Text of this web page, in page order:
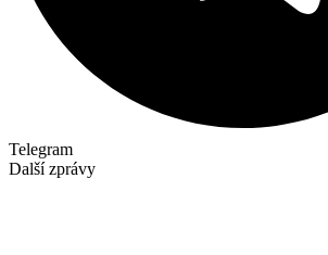
Telegram
Další zprávy